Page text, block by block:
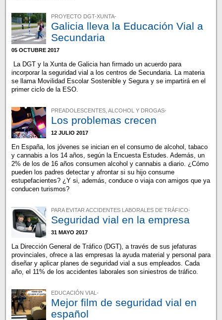
PROYECTO DGT-XUNTA-
Galicia lleva la Educación Vial a
Secundaria
05 OCTUBRE 2017
La DGT y la Xunta de Galicia han firmado un acuerdo para
incorporar la seguridad vial a los centros de Secundaria. La materia
se llama Movilidad Escolar Sostenible y Segura y se impartirá en el
primer ciclo de la ESO.
PREADOLESCENTES, ALCOHOL Y DROGAS-
Los problemas crecen
12 JULIO 2017
En España, los jóvenes se inician en el consumo de alcohol, tabaco
y cannabis a los 14 años, según la Encuesta Estudes. Además, un
2% de los de 16 años consumen alcohol y cannabis a diario. ¿Cómo
pueden los padres detectar y afrontar si su hijo consume
estupefacientes? ¿Y si, además, conduce o viaja con amigos que ya
conducen turismos?
PARA EVITAR ACCIDENTES LABORALES DE TRÁFICO-
Seguridad vial en la empresa
31 MAYO 2017
La Dirección General de Tráfico (DGT), a través de sus jefaturas
provinciales, ofrece a las empresas la ayuda material y personal para
diseñar y aplicar planes de seguridad vial a sus empleados. Cada
año, el 11% de los accidentes laborales son siniestros de tráfico.
EDUCACIÓN VIAL-
Mejor film de seguridad vial en
español